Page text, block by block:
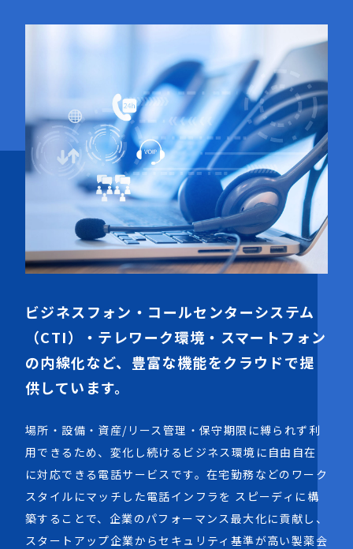
ビジネスフォン・コールセンターシステム
（CTI）・テレワーク環境・スマートフォン
の内線化など、豊富な機能をクラウドで提
供しています。
場所・設備・資産/リース管理・保守期限に縛られず利
用できるため、変化し続けるビジネス環境に自由自在
に対応できる電話サービスです。在宅勤務などのワーク
スタイルにマッチした電話インフラを スピーディに構
築することで、企業のパフォーマンス最大化に貢献し、
スタートアップ企業からセキュリティ基準が高い製薬会